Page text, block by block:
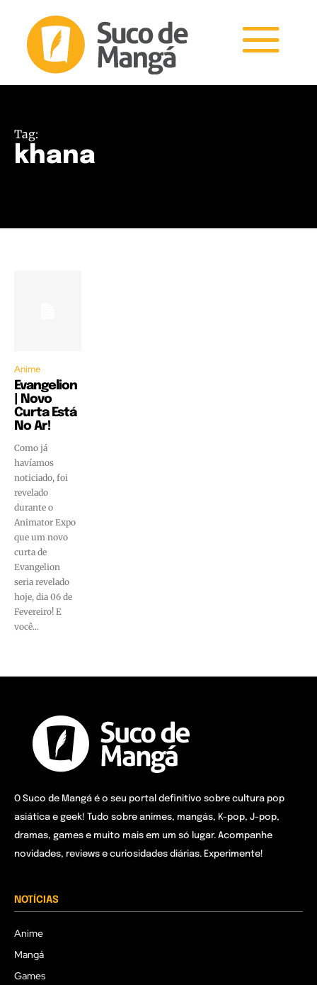
Tag:
khana
Anime
Evangelion
| Novo
Curta Está
No Ar!
Como já
havíamos
noticiado, foi
revelado
durante o
Animator Expo
que um novo
curta de
Evangelion
seria revelado
hoje, dia 06 de
Fevereiro! E
você...
O Suco de Mangá é o seu portal definitivo sobre cultura pop
asiática e geek! Tudo sobre animes, mangás, K-pop, J-pop,
dramas, games e muito mais em um só lugar. Acompanhe
novidades, reviews e curiosidades diárias. Experimente!
NOTÍCIAS
Anime
Mangá
Games